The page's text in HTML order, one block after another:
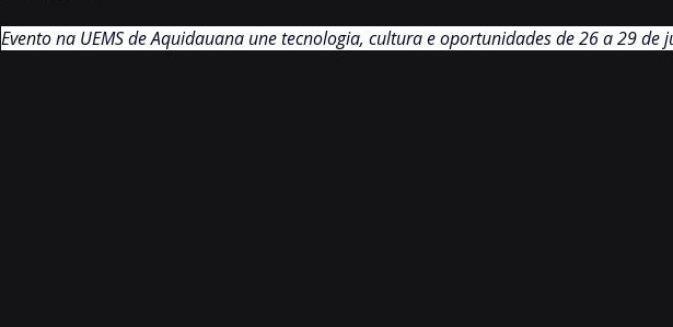
Evento na UEMS de Aquidauana une tecnologia, cultura e oportunidades de 26 a 29 de